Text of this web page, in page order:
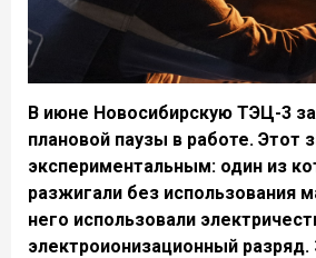
В июне Новосибирскую ТЭЦ-3
плановой паузы в работе. Этот
экспериментальным: один из
разжигали без использования
него использовали
электроионизационный